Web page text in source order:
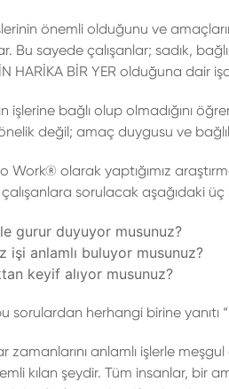
önemli olduğunu ve
Bu sayede çalışanlar; sadık,
HARİKA BİR YER olduğuna dair
işlerine bağlı olup olmadığını
değil; amaç duygusu ve
Work® olarak yaptığımız
çalışanlara sorulacak aşağıdaki
gurur duyuyor musunuz?
işi anlamlı buluyor musunuz?
keyif alıyor musunuz?
sorulardan herhangi birine
zamanlarını anlamlı işlerle
kılan şeydir. Tüm insanlar, bir